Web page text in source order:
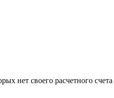
нет своего расчетного